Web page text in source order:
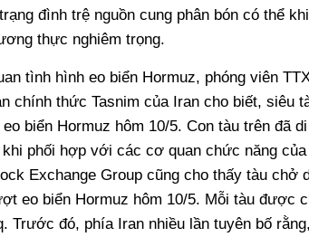
đình trệ nguồn cung phân bón có thể
thực nghiêm trọng.
tình hình eo biển Hormuz, phóng viên
chính thức Tasnim của Iran cho biết, siêu
biển Hormuz hôm 10/5. Con tàu trên đã
phối hợp với các cơ quan chức năng
Exchange Group cũng cho thấy tàu chở
eo biển Hormuz hôm 10/5. Mỗi tàu được
Trước đó, phía Iran nhiều lần tuyên bố